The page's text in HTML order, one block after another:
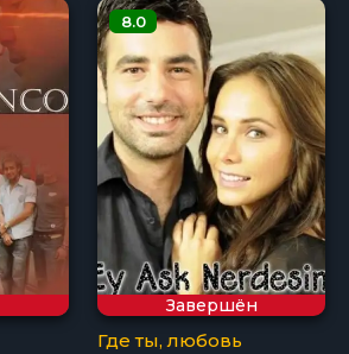
Завершён
8.0
Где ты, любовь